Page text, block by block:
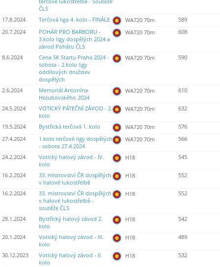
terčové lukostřelbě - Soutěže
ČLS
17.8.2024 Terčová liga 4. kolo - FINÁLE WA720 70m
589
20.7.2024
POHÁR PRO BARBORU -
3.kolo ligy dospělých 2024 a
závod Poháru ČLS
WA720 70m 608
8.6.2024
Cena SK Startu Praha 2024 -
sobota - 2.kolo ligy
oddílových družstev
dospělých
WA720 70m 590
2.6.2024
Memoriál Antonína
Holubovského 2024
WA720 70m 610
24.5.2024
VOTICKÝ PÁTEČNÍ ZÁVOD - 2.
kolo
WA720 70m 632
19.5.2024 Bystřická terčová 1. kolo WA720 70m
576
27.4.2024
1.kolo terčové ligy dospělých
- sobota 27.4.2024
WA720 70m 566
24.2.2024
Votický halový závod - IV.
kolo
H18 545
16.2.2024
33. mistrovství ČR dospělých
v halové lukostřelbě
H18 552
16.2.2024
33. mistrovství ČR dospělých
v halové lukostřelbě -
soutěže ČLS
H18 552
28.1.2024
Bystřický halový závod 2.
kolo
H18 542
20.1.2024
Votický halový závod - III.
kolo
H18 489
30.12.2023
Votický halový závod - II.
kolo
H18 532